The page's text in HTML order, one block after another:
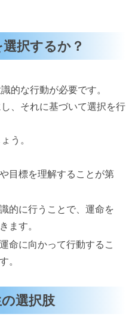
択するか？
的な行動が必要です。
、それに基づいて選択を行
う。
目標を理解することが第
的に行うことで、運命を
ます。
命に向かって行動するこ
。
選択肢